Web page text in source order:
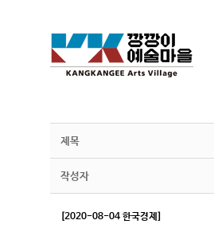
제목
작성자
[2020-08-04 한국경제]